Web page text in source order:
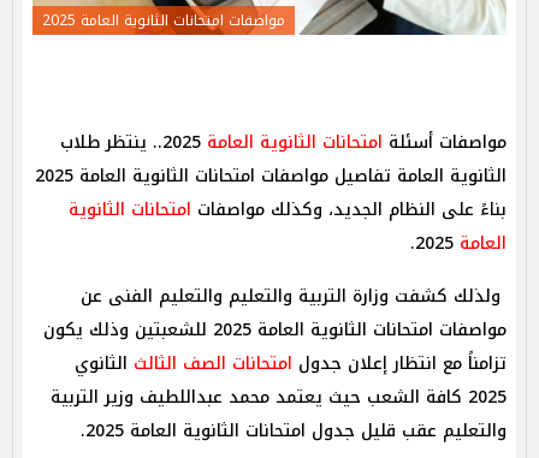
مواصفات امتحانات الثانوية العامة 2025
مواصفات أسئلة امتحانات الثانوية العامة
2025.. ينتظر طلاب
الثانوية العامة تفاصيل مواصفات امتحانات الثانوية العامة 2025
بناءً على النظام الجديد، وكذلك مواصفات امتحانات الثانوية
العامة
ولذلك كشفت وزارة التربية والتعليم والتعليم الفنى عن
مواصفات امتحانات الثانوية العامة 2025 للشعبتين وذلك يكون
تزامناً مع انتظار إعلان جدول امتحانات الصف الثالث الثانوي
2025 كافة الشعب حيث يعتمد محمد عبداللطيف وزير التربية
والتعليم عقب قليل جدول امتحانات الثانوية العامة 2025.